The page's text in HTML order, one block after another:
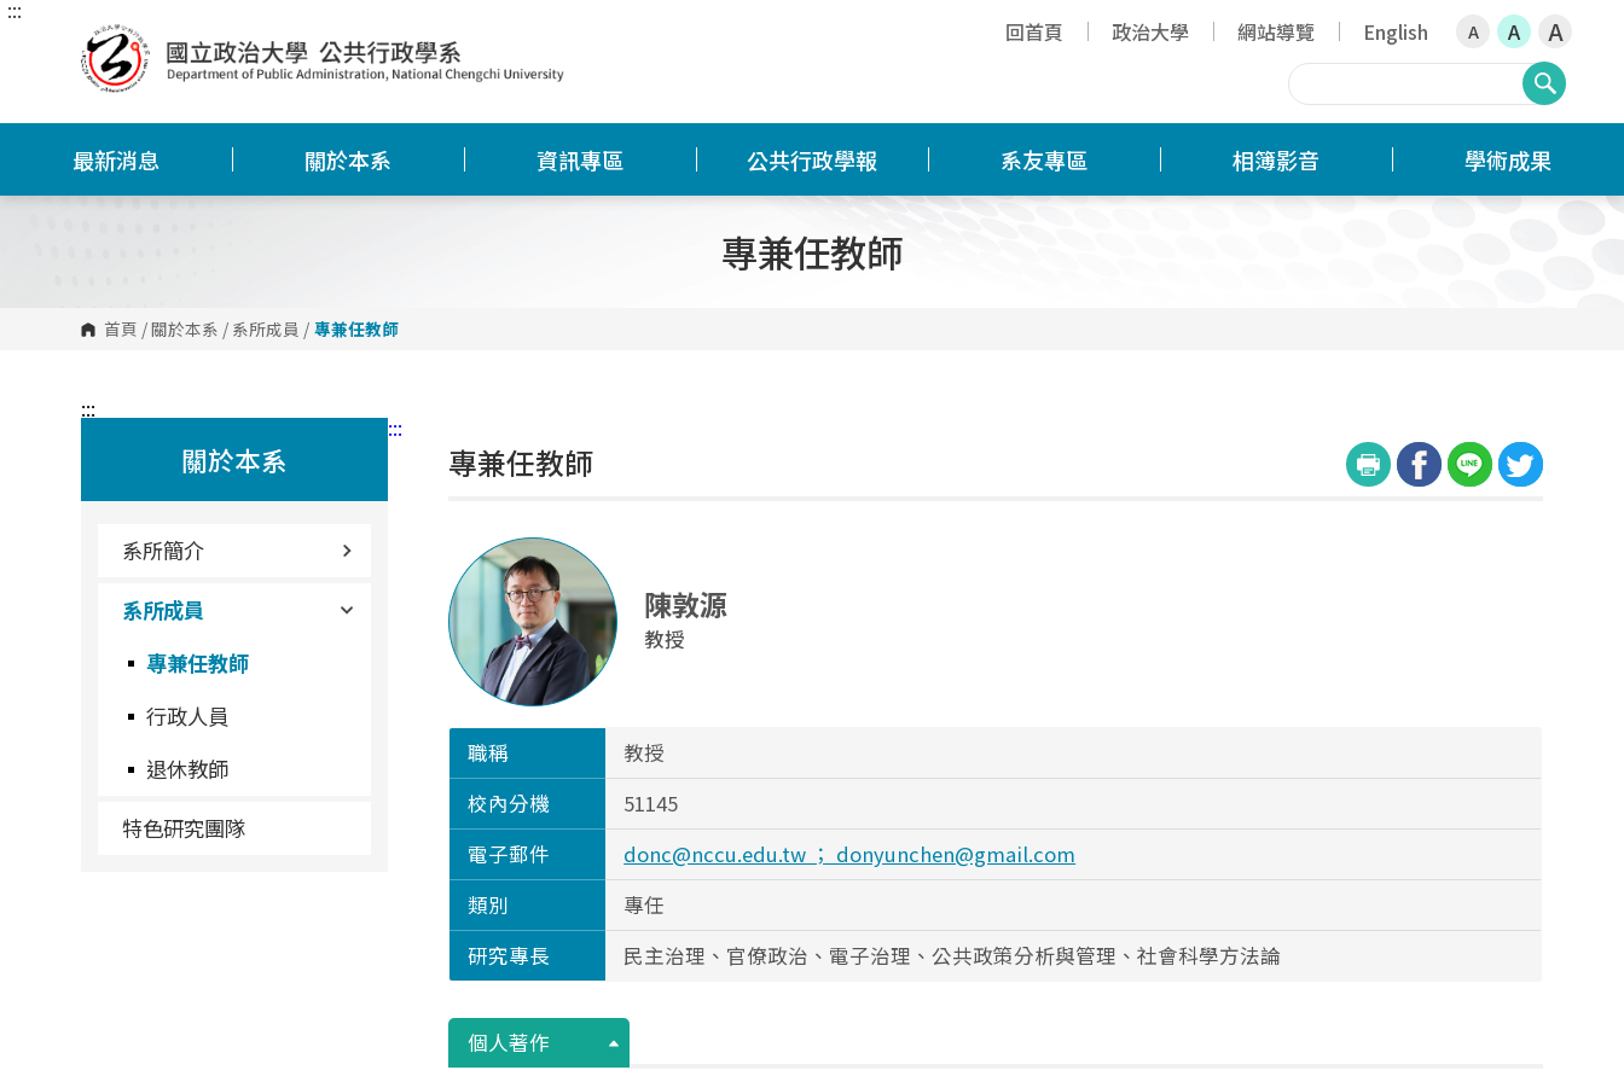
跳
區
:::
回首頁 政治大學 網站導覽 English A A A
最新消息 關於本系 資訊專區 公共行政學報 系友專區 相簿影音 學術成果
專兼任教師
首頁 /關於本系 / 系所成員 / 專兼任教師
:::
關於本系
系所簡介
系所成員
專兼任教師
行政人員
退休教師
特色研究團隊
:::
專兼任教師
陳敦源
教授
職稱
教授
校內分機
51145
電子郵件
donc@nccu.edu.tw ； donyunchen@gmail.com
類別
專任
研究專長
民主治理、官僚政治、電子治理、公共政策分析與管理、社會科學方法論
個人著作